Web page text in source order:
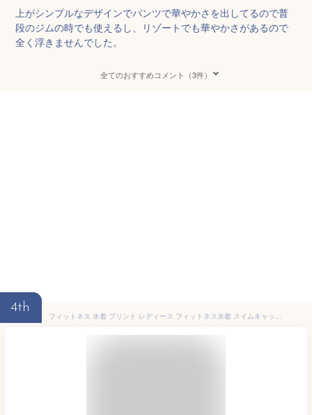
上がシンプルなデザインでパンツで華やかさを出してるので普
段のジムの時でも使えるし、リゾートでも華やかさがあるので
全く浮きませんでした。
全てのおすすめコメント（3件）
4th
フィットネス 水着 プリント レディース フィットネス水着 スイムキャップ 大きいサイズ 体型カバー かわいい 水陸両用 フィットネス セパレート ママ 水着 レディース 女性 競泳水着 めくれ防止 送料無料 M L LL 3L 4L 5L 6L 7L 8L 9M 11L 13L 15LL 17LL 19LL 21LL